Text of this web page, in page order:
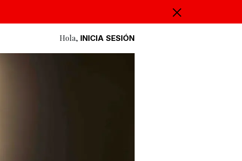
Hola, INICIA SESIÓN